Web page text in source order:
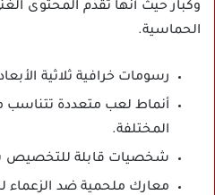
وكبار حيث أنها تقدم المحتوى
الحماسية.
رسومات خرافية ثلاثية
أنماط لعب متعددة تتناسب
المختلفة.
شخصيات قابلة للتخصيص
معارك ملحمية ضد الزعماء